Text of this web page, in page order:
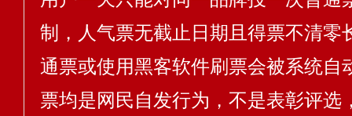
制，人气票无截止日期且得票不清零
通票或使用黑客软件刷票会被系统自
票均是网民自发行为，不是表彰评选